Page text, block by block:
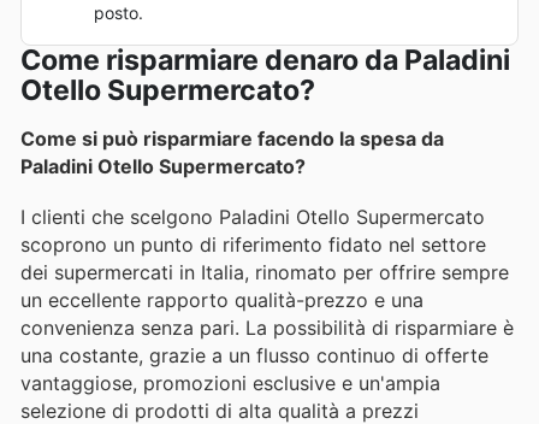
posto.
Come risparmiare denaro da Paladini
Otello Supermercato?
Come si può risparmiare facendo la spesa da
Paladini Otello Supermercato?
I clienti che scelgono Paladini Otello Supermercato
scoprono un punto di riferimento fidato nel settore
dei supermercati in Italia, rinomato per offrire sempre
un eccellente rapporto qualità-prezzo e una
convenienza senza pari. La possibilità di risparmiare è
una costante, grazie a un flusso continuo di offerte
vantaggiose, promozioni esclusive e un'ampia
selezione di prodotti di alta qualità a prezzi